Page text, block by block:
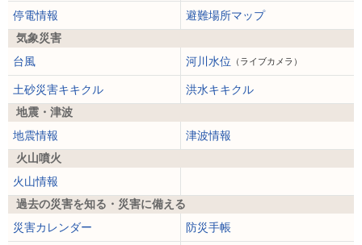
停電情報
避難場所マップ
気象災害
台風
河川水位 （ライブカメラ）
土砂災害キキクル
洪水キキクル
地震・津波
地震情報
津波情報
火山噴火
火山情報
過去の災害を知る・災害に備える
災害カレンダー
防災手帳